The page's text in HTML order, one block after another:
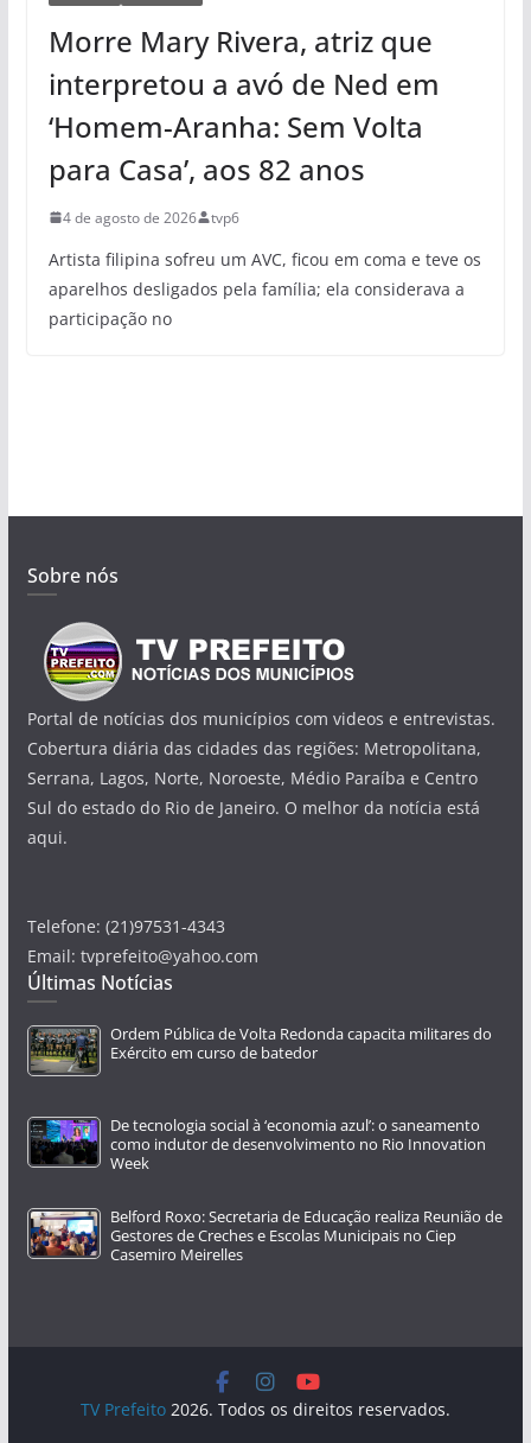
Morre Mary Rivera, atriz que
interpretou a avó de Ned em
‘Homem-Aranha: Sem Volta
para Casa’, aos 82 anos
4 de agosto de 2026 tvp6
Artista filipina sofreu um AVC, ficou em coma e teve os
aparelhos desligados pela família; ela considerava a
participação no
Sobre nós
Portal de notícias dos municípios com videos e entrevistas.
Cobertura diária das cidades das regiões: Metropolitana,
Serrana, Lagos, Norte, Noroeste, Médio Paraíba e Centro
Sul do estado do Rio de Janeiro. O melhor da notícia está
aqui.
Telefone: (21)97531-4343
Email: tvprefeito@yahoo.com
Últimas Notícias
Ordem Pública de Volta Redonda capacita militares do
Exército em curso de batedor
De tecnologia social à ‘economia azul’: o saneamento
como indutor de desenvolvimento no Rio Innovation
Week
Belford Roxo: Secretaria de Educação realiza Reunião de
Gestores de Creches e Escolas Municipais no Ciep
Casemiro Meirelles
TV Prefeito2026. Todos os direitos reservados.